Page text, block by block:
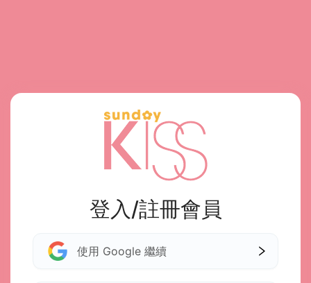
登入/註冊會員
使用 Google 繼續